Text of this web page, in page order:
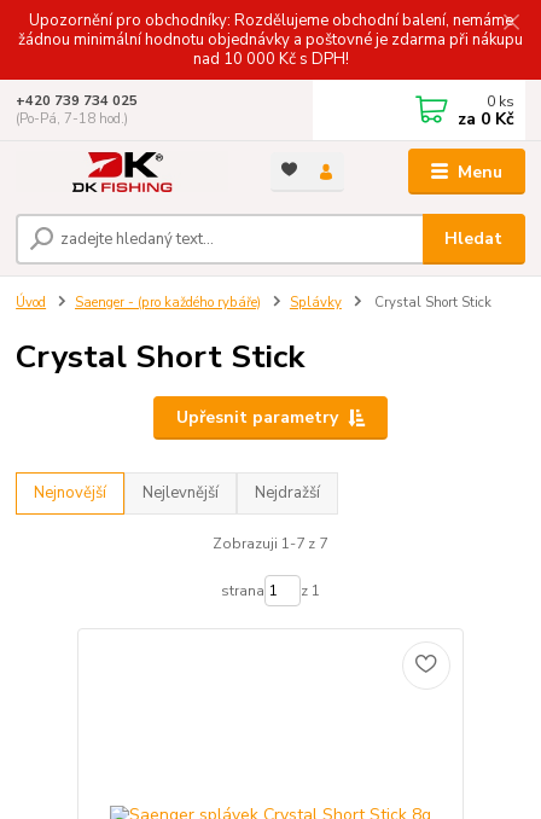
Upozornění pro obchodníky: Rozdělujeme obchodní balení, nemáme
žádnou minimální hodnotu objednávky a poštovné je zdarma při nákupu
nad 10 000 Kč s DPH!
Menu
Hledat
+420 739 734 025
(Po-Pá, 7-18 hod.)
0 ks
za 0 Kč
Úvod Saenger - (pro každého rybáře) Splávky Crystal Short Stick
Crystal Short Stick
Upřesnit parametry
Nejnovější Nejlevnější Nejdražší
Zobrazuji 1-7 z 7
strana z 1